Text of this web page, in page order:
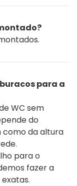
buracos para a
WC sem
do
como da altura
para o
fazer a